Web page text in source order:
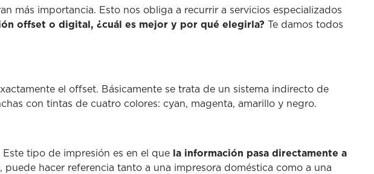
más importancia. Esto nos obliga a recurrir a servicios especializados
offset o digital, ¿cuál es mejor y por qué elegirla? Te damos todos
el offset. Básicamente se trata de un sistema indirecto de
con tintas de cuatro colores: cyan, magenta, amarillo y negro.
tipo de impresión es en el que la información pasa directamente a
hacer referencia tanto a una impresora doméstica como a una